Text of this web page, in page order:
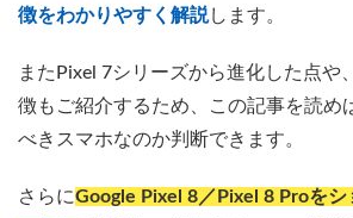
徴をわかりやすく解説します。
またPixel 7シリーズから進化した点や
徴もご紹介するため、この記事を読め
べきスマホなのか判断できます。
さらにGoogle Pixel 8／Pixel 8 Proを